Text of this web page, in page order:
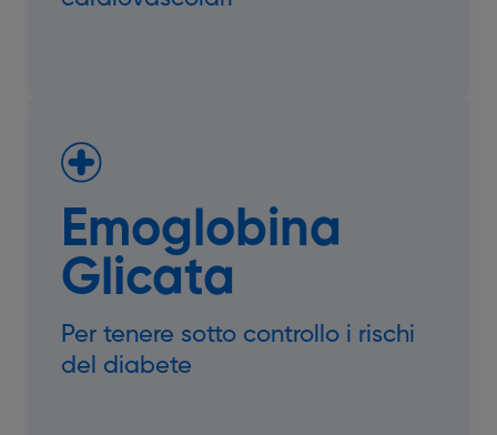
Emoglobina
Glicata
Per tenere sotto controllo i rischi
del diabete